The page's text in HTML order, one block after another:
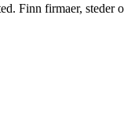
Finn firmaer, steder